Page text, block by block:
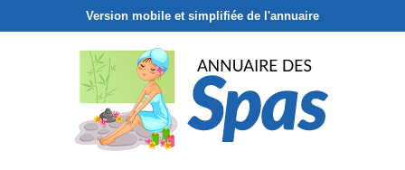
Version mobile et simplifiée de l'annuaire